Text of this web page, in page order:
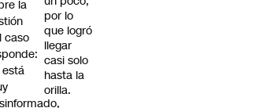
por lo
que logró
llegar
casi solo
hasta la
orilla.
la
caso
está